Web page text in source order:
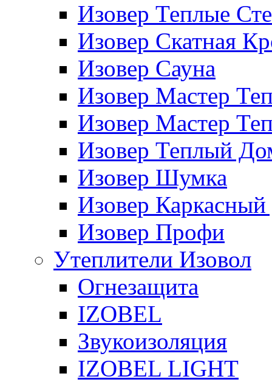
Изовер Теплые
Изовер Скатная
Изовер Сауна
Изовер Мастер
Изовер Мастер
Изовер Теплый
Изовер Шумка
Изовер
Изовер Профи
Утеплители Изовол
Огнезащита
IZOBEL
Звукоизоляция
IZOBEL LIGHT